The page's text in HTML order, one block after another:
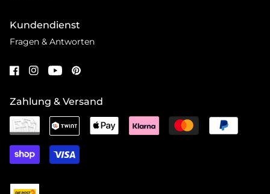
Kundendienst
Fragen & Antworten
Zahlung & Versand